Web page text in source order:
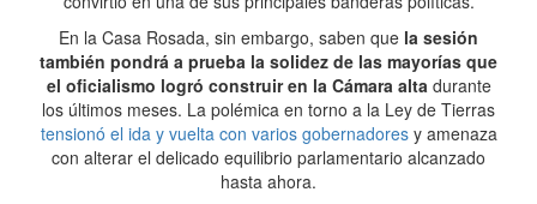
En la Casa Rosada, sin embargo, saben que la sesión
también pondrá a prueba la solidez de las mayorías que
el oficialismo logró construir en la Cámara altadurante
los últimos meses. La polémica en torno a la Ley de Tierras
tensionó el ida y vuelta con varios gobernadoresy amenaza
con alterar el delicado equilibrio parlamentario alcanzado
hasta ahora.